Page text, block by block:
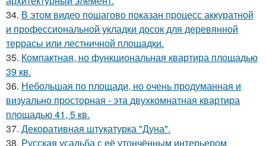
34. В этом видео пошагово показан процесс аккуратной
и профессиональной укладки досок для деревянной
террасы или лестничной площадки.
35. Компактная, но функциональная квартира площадью
39 кв.
36. Небольшая по площади, но очень продуманная и
визуально просторная - эта двухкомнатная квартира
площадью 41, 5 кв.
37. Декоративная штукатурка "Дуна".
38. Русская усадьба с её утончённым интерьером